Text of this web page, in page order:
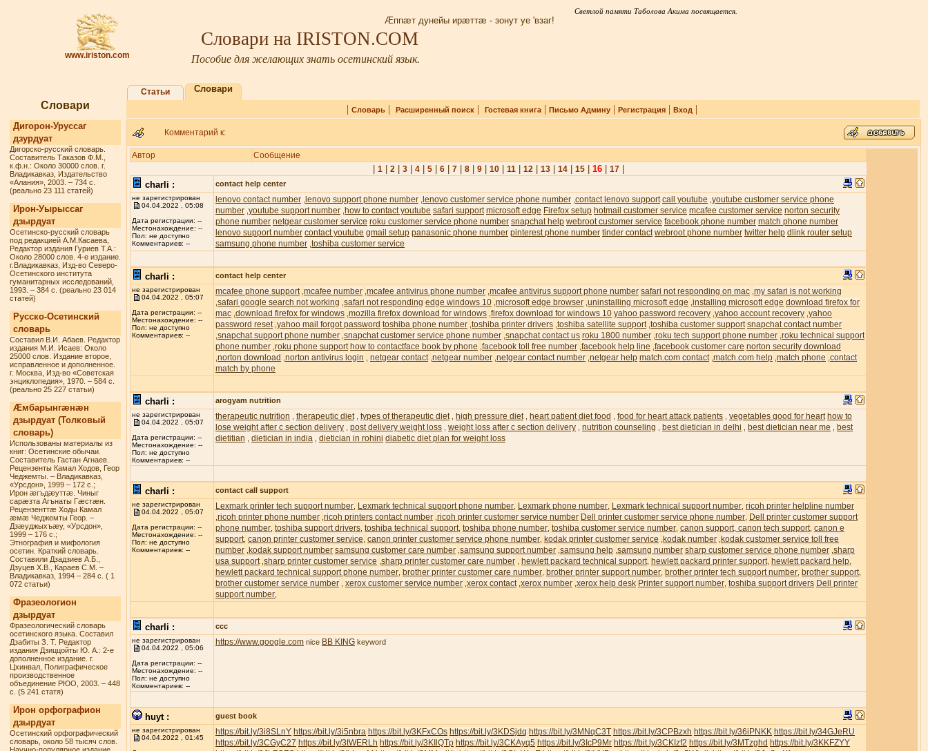
www.iriston.com
Светлой памяти Таболова Акима посвящается.
Æппæт дунейы ирæттæ - зонут уе 'взаг!
Словари на IRISTON.COM
Пособие для желающих знать осетинский язык.
Словари
Дигорон-Уруссаг
дзурдуат
Дигорско-русский словарь.
Составитель Таказов Ф.М.,
к.ф.н.: Около 30000 слов. г.
Владикавказ, Издательство
«Алания», 2003. – 734 с.
(реально 23 111 статей)
Ирон-Уырыссаг
дзырдуат
Осетинско-русский словарь
под редакцией А.М.Касаева,
Редактор издания Гуриев Т.А.:
Около 28000 слов. 4-е издание.
г.Владикавказ, Изд-во Северо-
Осетинского института
гуманитарных исследований,
1993. – 384 с. (реально 23 014
статей)
Русско-Осетинский
словарь
Составил В.И. Абаев. Редактор
издания М.И. Исаев: Около
25000 слов. Издание второе,
исправленное и дополненное.
г. Москва, Изд-во «Советская
энциклопедия», 1970. – 584 с.
(реально 25 227 статьи)
Æмбарынгæнæн
дзырдуат (Толковый
словарь)
Использованы материалы из
книг: Осетинские обычаи.
Составитель Гастан Агнаев.
Рецензенты Камал Ходов, Геор
Чеджемты. – Владикавказ,
«Урсдон», 1999 – 172 с.;
Ирон æгъдæуттæ. Чиныг
сарæзта Агънаты Гæстæн.
Рецензенттæ Ходы Камал
æмæ Чеджемты Геор. –
Дзæуджыхъæу, «Урсдон»,
1999 – 176 с.;
Этнография и мифология
осетин. Краткий словарь.
Составили Дзадзиев А.Б.,
Дзуцев Х.В., Караев С.М. –
Владикавказ, 1994 – 284 с. ( 1
072 статьи)
Фразеологион
дзырдуат
Фразеологический словарь
осетинского языка. Составил
Дзабиты З. Т. Редактор
издания Дзиццойты Ю. А.: 2-е
дополненное издание. г.
Цхинвал, Полиграфическое
производственное
объединение РЮО, 2003. – 448
с. (5 241 статя)
Ирон орфографион
дзырдуат
Осетинский орфографический
словарь, около 58 тысяч слов.
Статьи Словари
| Словарь| Расширенный поиск| Гостевая книга| Письмо Админу| Регистрация| Вход |
Комментарий к:
Автор Сообщение
1| 2| 3| 4| 5| 6| 7| 8| 9| 10| 11| 12| 13| 14| 15| 16| 17|
charli :
contact help center
не зарегистрирован
04.04.2022 , 05:08
Дата регистрации: --
Местонахождение: --
Пол: не доступно
Комментариев: --
lenovo contact number lenovo support phone number lenovo customer service phone number contact lenovo support call youtube youtube customer service phone
number youtube support number how to contact youtube safari support microsoft edge Firefox setup hotmail customer service mcafee customer service norton security
phone number netgear customer service roku customer service phone number snapchat help webroot customer service facebook phone number match phone number
lenovo support number contact youtube gmail setup panasonic phone number pinterest phone number tinder contact webroot phone number twitter help dlink router setup
samsung phone number toshiba customer service
charli : contact help center
не зарегистрирован
04.04.2022 , 05:07
Дата регистрации: --
Местонахождение: --
Пол: не доступно
Комментариев: --
mcafee phone support mcafee number mcafee antivirus phone number mcafee antivirus support phone number safari not responding on mac my safari is not working
safari google search not working safari not responding edge windows 10 microsoft edge browser uninstalling microsoft edge installing microsoft edge download firefox for
mac download firefox for windows mozilla firefox download for windows firefox download for windows 10 yahoo password recovery yahoo account recovery yahoo
password reset yahoo mail forgot password toshiba phone number toshiba printer drivers toshiba satellite support toshiba customer support snapchat contact number
snapchat support phone number snapchat customer service phone number snapchat contact us roku 1800 number roku tech support phone number roku technical support
phone number roku phone support how to contactface book by phone facebook toll free number facebook help line facebook customer care norton security download
norton download norton antivirus login netgear contact netgear number netgear contact number netgear help match.com contact match.com help match phone contact
match by phone
charli : arogyam nutrition
не зарегистрирован
04.04.2022 , 05:07
Дата регистрации: --
Местонахождение: --
Пол: не доступно
Комментариев: --
therapeutic nutrition therapeutic diet, types of therapeutic diet, high pressure diet, heart patient diet food food for heart attack patients vegetables good for heart how to
lose weight after c section delivery
post delivery weight loss weight loss after c section delivery nutrition counseling best dietician in delhi best dietician near me
best
dietitian
dietician in india dietician in rohini diabetic diet plan for weight loss
charli : contact call support
не зарегистрирован
04.04.2022 , 05:07
Дата регистрации: --
Местонахождение: --
Пол: не доступно
Комментариев: --
Lexmark printer tech support number Lexmark technical support phone number Lexmark phone number Lexmark technical support number ricoh printer helpline number
ricoh printer phone number ricoh printers contact number ricoh printer customer service number Dell printer customer service phone number Dell printer customer support
phone number toshiba support drivers toshiba technical support toshiba phone number toshiba customer service number canon support, canon tech support canon e
support canon printer customer service canon printer customer service phone number kodak printer customer service kodak number kodak customer service toll free
number kodak support number samsung customer care number samsung support number samsung help samsung number sharp customer service phone number sharp
usa support sharp printer customer service sharp printer customer care number hewlett packard technical support hewlett packard printer support hewlett packard help
hewlett packard technical support phone number brother printer customer care number brother printer support number brother printer tech support number brother support
brother customer service number xerox customer service number xerox contact xerox number xerox help desk Printer support number toshiba support drivers Dell printer
support number
charli : ccc
не зарегистрирован
04.04.2022 , 05:06
Дата регистрации: --
Местонахождение: --
Пол: не доступно
Комментариев: --
https://www.google.com nice BB KING keyword
huyt : guest book
не зарегистрирован
04.04.2022 , 01:45
https://bit.ly/3i8SLnY https://bit.ly/3i5nbra https://bit.ly/3KFxCOs https://bit.ly/3KDSjdq https://bit.ly/3MNqC3T https://bit.ly/3CPBzxh https://bit.ly/36iPNKK https://bit.ly/34GJeRU
https://bit.ly/3CGyC27 https://bit.ly/3tWERLh https://bit.ly/3KIlQTp https://bit.ly/3CKAyq5 https://bit.ly/3IcP9Mr https://bit.ly/3CKIzf2 https://bit.ly/3MTzghd https://bit.ly/3KKFZYY